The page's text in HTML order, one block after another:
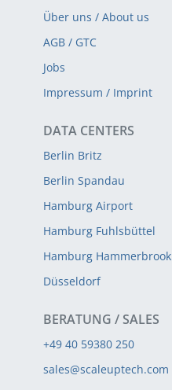
Über uns / About us
AGB / GTC
Jobs
Impressum / Imprint
DATA CENTERS
Berlin Britz
Berlin Spandau
Hamburg Airport
Hamburg Fuhlsbüttel
Hamburg Hammerbrook
Düsseldorf
BERATUNG / SALES
+49 40 59380 250
sales@scaleuptech.com